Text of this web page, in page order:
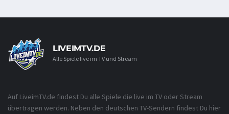
LIVEIMTV.DE
Alle Spiele live im TV und Stream
Auf LiveimTV.de findest Du alle Spiele die live im TV oder Stream
übertragen werden. Neben den deutschen TV-Sendern findest Du hier